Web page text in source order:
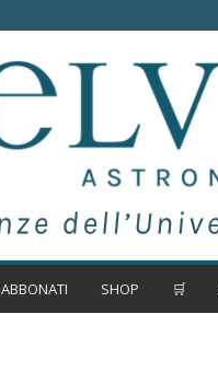
ABBONATI SHOP 🛒